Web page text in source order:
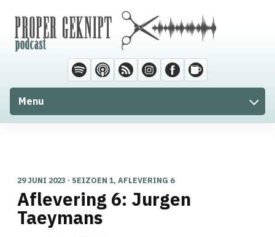
Menu
29 JUNI 2023 · SEIZOEN 1, AFLEVERING 6
Aflevering 6: Jurgen
Taeymans